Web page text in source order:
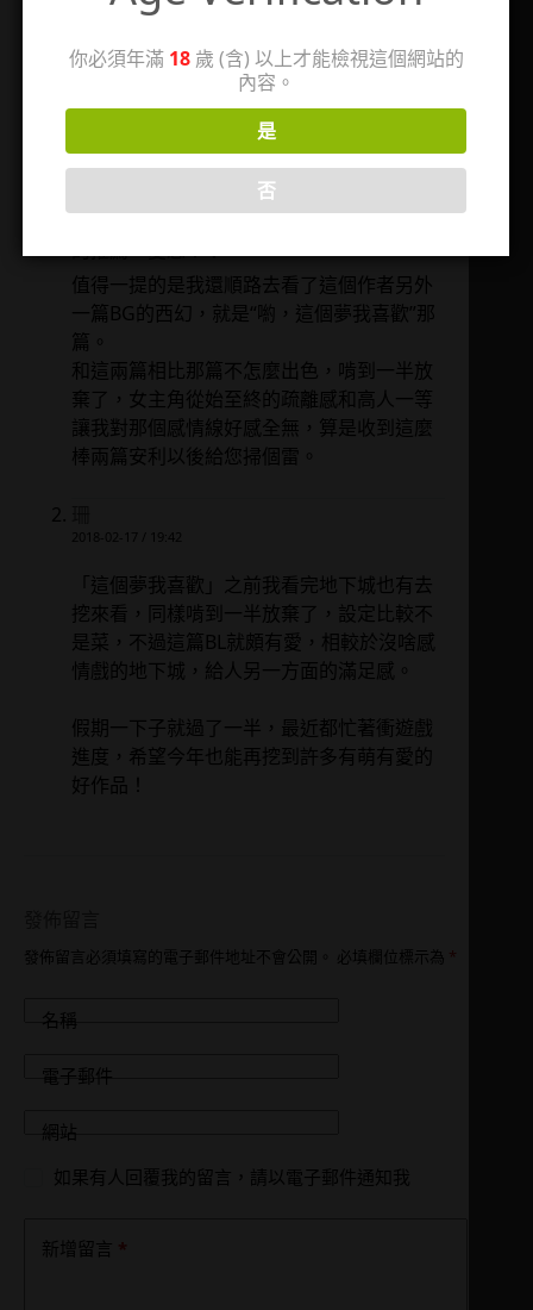
超超超超喜歡這篇！先去看了地下城成長日
誌以後再看這篇，聯動的感覺非常好！
這篇裡面喜歡海曼的內心獨白，因為是遊吟
詩人的設定嗎誇張得非常有趣，雷歇爾太美
味了嗚嗚嗚我的內心獨白在某些場合下和海
地下城和這篇都是從珊這裡看來的，謝謝珊
的推薦，愛您！❤️
值得一提的是我還順路去看了這個作者另外
一篇BG的西幻，就是“喲，這個夢我喜歡”那
篇。
和這兩篇相比那篇不怎麼出色，啃到一半放
棄了，女主角從始至終的疏離感和高人一等
讓我對那個感情線好感全無，算是收到這麼
棒兩篇安利以後給您掃個雷。
2018-02-17 / 19:42
「這個夢我喜歡」之前我看完地下城也有去
挖來看，同樣啃到一半放棄了，設定比較不
是菜，不過這篇BL就頗有愛，相較於沒啥感
情戲的地下城，給人另一方面的滿足感。
假期一下子就過了一半，最近都忙著衝遊戲
進度，希望今年也能再挖到許多有萌有愛的
好作品！
發佈留言必須填寫的電子郵件地址不會公開。 必填欄位標示為 *
名稱
電子郵件
網站
如果有人回覆我的留言，請以電子郵件通知我
新增留言 *
你必須年滿 18歲 (含) 以上才能檢視這個網站的
內容。
是
否